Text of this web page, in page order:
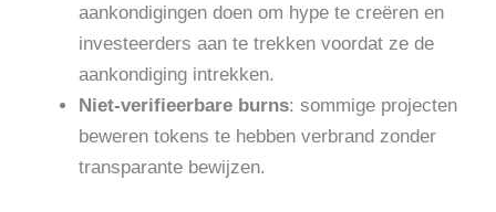
aankondigingen doen om hype te creëren en
investeerders aan te trekken voordat ze de
aankondiging intrekken.
Niet-verifieerbare burns: sommige projecten
beweren tokens te hebben verbrand zonder
transparante bewijzen.